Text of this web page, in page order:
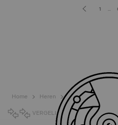
1 ...
Home Heren
Klassiek
VERGELIJK0